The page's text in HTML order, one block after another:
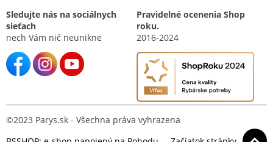
Sledujte nás na sociálnych
sieťach
nech Vám nič neunikne
Pravidelné ocenenia Shop
roku.
2016-2024
©2023 Parys.sk - Všechna práva vyhrazena